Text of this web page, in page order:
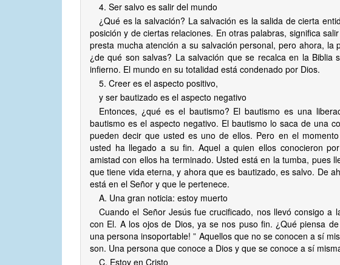
4. Ser salvo es salir del mundo
¿Qué es la salvación? La salvación es la salida de cierta
posición y de ciertas relaciones. En otras palabras, significa
presta mucha atención a su salvación personal, pero ahora, la
¿de qué son salvas? La salvación que se recalca en la
infierno. El mundo en su totalidad está condenado por Dios.
5. Creer es el aspecto positivo,
y ser bautizado es el aspecto negativo
Entonces, ¿qué es el bautismo? El bautismo es una
bautismo es el aspecto negativo. El bautismo lo saca de una
pueden decir que usted es uno de ellos. Pero en el
usted ha llegado a su fin. Aquel a quien ellos conocieron
amistad con ellos ha terminado. Usted está en la tumba, pues
que tiene vida eterna, y ahora que es bautizado, es salvo. De
está en el Señor y que le pertenece.
A. Una gran noticia: estoy muerto
Cuando el Señor Jesús fue crucificado, nos llevó consigo a
con El. A los ojos de Dios, ya se nos puso fin. ¿Qué piensa
una persona insoportable! ” Aquellos que no se conocen a sí
son. Una persona que conoce a Dios y que se conoce a sí
C. Estoy en Cristo